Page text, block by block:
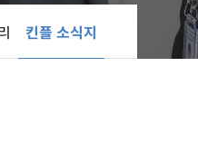
킨플 소식지